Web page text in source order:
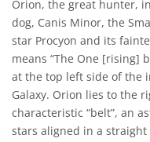
Orion, the great hunter,
dog, Canis Minor, the
star Procyon and its
means “The One [rising]
at the top left side of the
Galaxy. Orion lies to the
characteristic “belt”, an
stars aligned in a